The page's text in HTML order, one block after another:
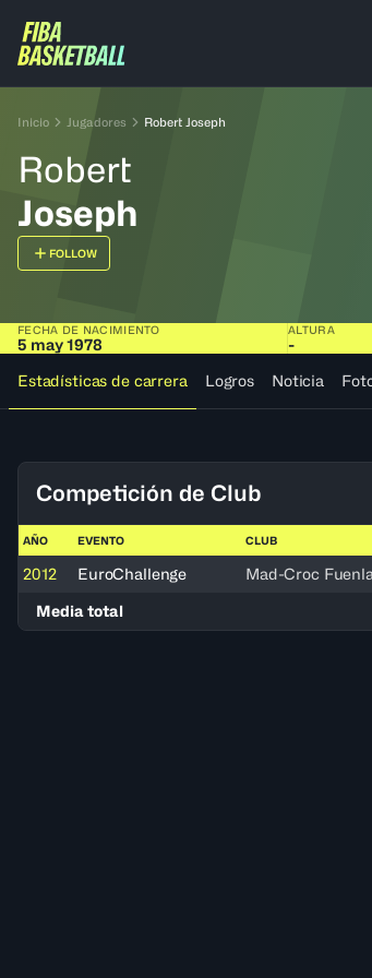
Inicio Jugadores Robert Joseph
Robert
Joseph
FOLLOW
FECHA DE NACIMIENTO
5 may 1978
ALTURA
-
Estadísticas de carrera
Logros Noticia
Competición de Club
AÑO EVENTO CLUB
2012 EuroChallenge Mad-Croc
Media total